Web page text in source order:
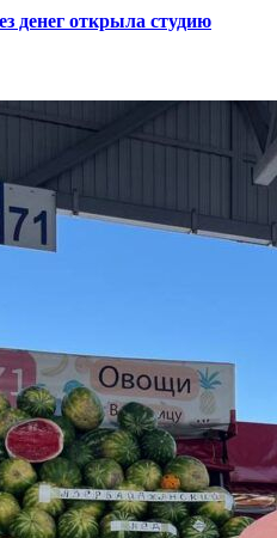
денег открыла студию